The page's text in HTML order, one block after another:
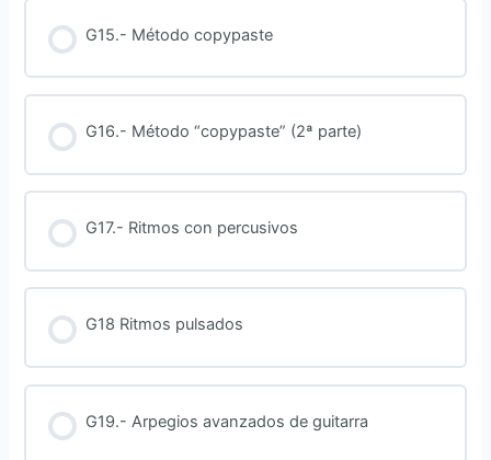
G15.- Método copypaste
G16.- Método “copypaste” (2ª parte)
G17.- Ritmos con percusivos
G18 Ritmos pulsados
G19.- Arpegios avanzados de guitarra